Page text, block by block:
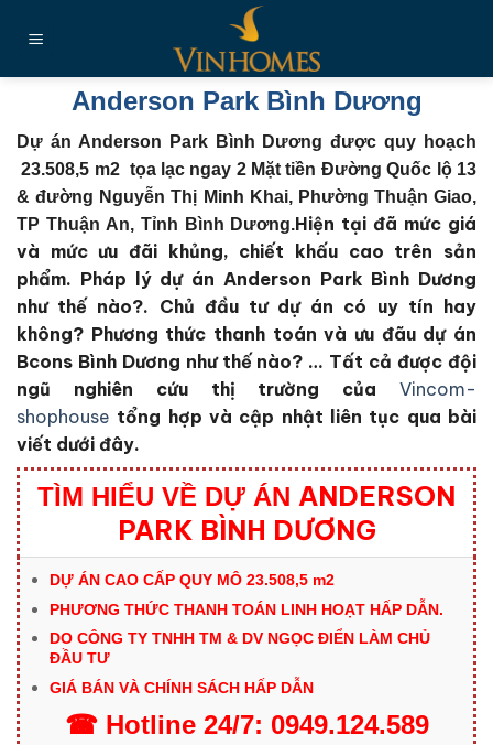
đến
Anderson Park Bình Dương
Dự án Anderson Park Bình Dương được quy hoạch
23.508,5 m2 tọa lạc ngay 2 Mặt tiền Đường Quốc lộ 13
& đường Nguyễn Thị Minh Khai, Phường Thuận Giao,
TP Thuận An, Tỉnh Bình Dương.Hiện tại đã mức giá
và mức ưu đãi khủng, chiết khấu cao trên sản
phẩm. Pháp lý dự án Anderson Park Bình Dương
như thế nào?. Chủ đầu tư dự án có uy tín hay
không? Phương thức thanh toán và ưu đãu dự án
Bcons Bình Dương như thế nào? … Tất cả được đội
ngũ nghiên cứu thị trường của Vincom-
shophouse tổng hợp và cập nhật liên tục qua bài
viết dưới đây.
TÌM HIỂU VỀ DỰ ÁN ANDERSON
PARK BÌNH DƯƠNG
DỰ ÁN CAO CẤP QUY MÔ 23.508,5 m2
PHƯƠNG THỨC THANH TOÁN LINH HOẠT HẤP DẪN.
DO CÔNG TY TNHH TM & DV NGỌC ĐIỂN LÀM CHỦ
ĐẦU TƯ
GIÁ BÁN VÀ CHÍNH SÁCH HẤP DẪN
☎ Hotline 24/7: 0949.124.589